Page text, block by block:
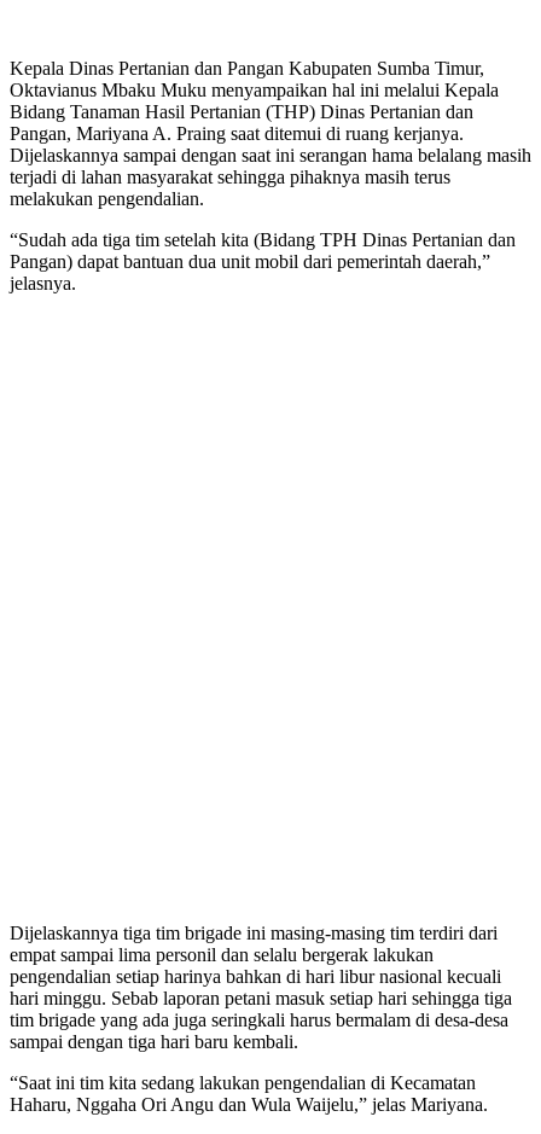
Kepala Dinas Pertanian dan Pangan Kabupaten Sumba Timur,
Oktavianus Mbaku Muku menyampaikan hal ini melalui Kepala
Bidang Tanaman Hasil Pertanian (THP) Dinas Pertanian dan
Pangan, Mariyana A. Praing saat ditemui di ruang kerjanya.
Dijelaskannya sampai dengan saat ini serangan hama belalang masih
terjadi di lahan masyarakat sehingga pihaknya masih terus
melakukan pengendalian.
“Sudah ada tiga tim setelah kita (Bidang TPH Dinas Pertanian dan
Pangan) dapat bantuan dua unit mobil dari pemerintah daerah,”
jelasnya.
Dijelaskannya tiga tim brigade ini masing-masing tim terdiri dari
empat sampai lima personil dan selalu bergerak lakukan
pengendalian setiap harinya bahkan di hari libur nasional kecuali
hari minggu. Sebab laporan petani masuk setiap hari sehingga tiga
tim brigade yang ada juga seringkali harus bermalam di desa-desa
sampai dengan tiga hari baru kembali.
“Saat ini tim kita sedang lakukan pengendalian di Kecamatan
Haharu, Nggaha Ori Angu dan Wula Waijelu,” jelas Mariyana.